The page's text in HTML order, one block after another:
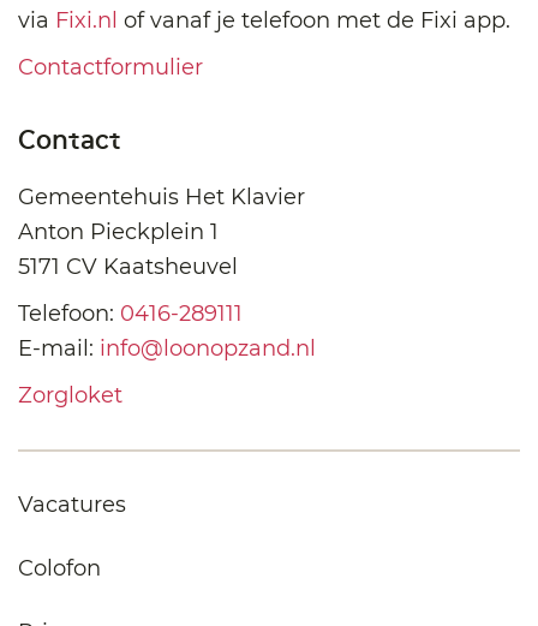
via Fixi.nl of vanaf je telefoon met de Fixi app.
Contactformulier
Contact
Gemeentehuis Het Klavier
Anton Pieckplein 1
5171 CV Kaatsheuvel
Telefoon: 0416-289111
E-mail: info@loonopzand.nl
Zorgloket
Vacatures
Colofon